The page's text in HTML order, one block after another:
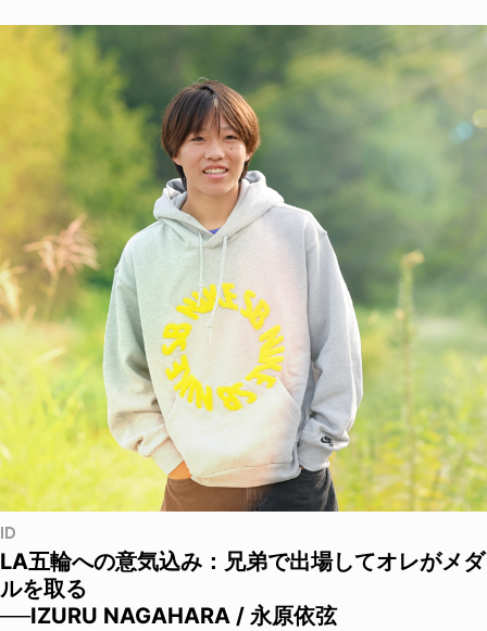
ID
LA五輪への意気込み：兄弟で出場してオレがメダ
ルを取る
──IZURU NAGAHARA / 永原依弦